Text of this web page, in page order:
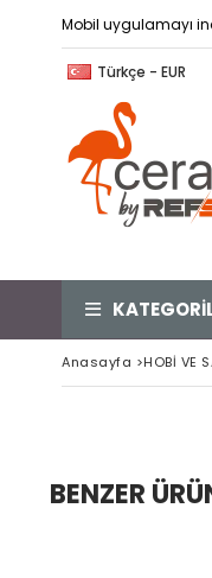
Mobil uygulamayı
Türkçe - EUR
Anasayfa >HOBİ VE
BENZER